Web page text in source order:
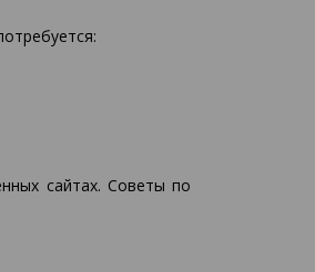
сайтах. Советы по